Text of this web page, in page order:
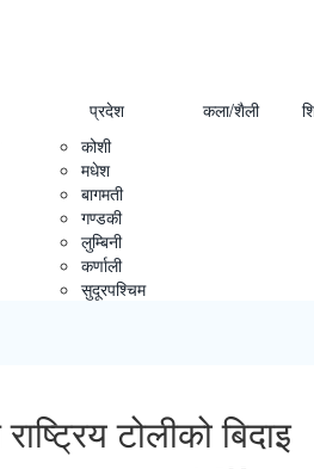
प्रदेश
कोशी
मधेश
बागमती
गण्डकी
लुम्बिनी
कर्णाली
सुदूरपश्चिम
कला/शैली
टोलीको बिदाइ